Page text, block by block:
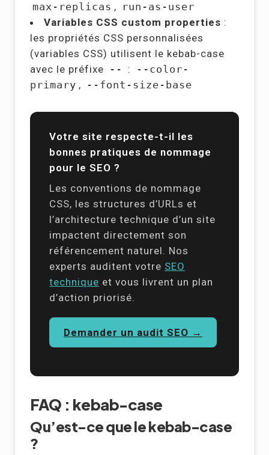
max-replicas ,
run-as-user
Variables CSS custom properties :
les propriétés CSS personnalisées
(variables CSS) utilisent le kebab-case
avec le préfixe
-- :
--color-
primary , --font-size-base
Votre site respecte-t-il les
bonnes pratiques de nommage
pour le SEO ?
Les conventions de nommage
CSS, les structures d’URLs et
l’architecture technique d’un site
impactent directement son
référencement naturel. Nos
experts auditent votre SEO
technique et vous livrent un plan
d’action priorisé.
Demander un audit SEO →
FAQ : kebab-case
Qu’est-ce que le kebab-case
?